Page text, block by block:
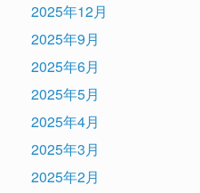
2025年12月
2025年9月
2025年6月
2025年5月
2025年4月
2025年3月
2025年2月